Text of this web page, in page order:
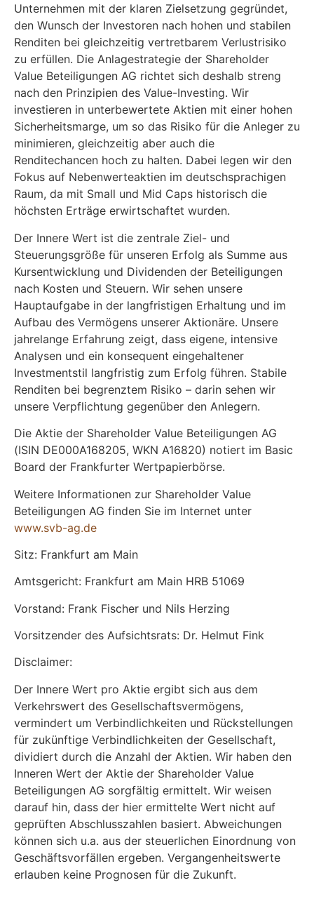
Unternehmen mit der klaren Zielsetzung gegründet,
den Wunsch der Investoren nach hohen und stabilen
Renditen bei gleichzeitig vertretbarem Verlustrisiko
zu erfüllen. Die Anlagestrategie der Shareholder
Value Beteiligungen AG richtet sich deshalb streng
nach den Prinzipien des Value-Investing. Wir
investieren in unterbewertete Aktien mit einer hohen
Sicherheitsmarge, um so das Risiko für die Anleger zu
minimieren, gleichzeitig aber auch die
Renditechancen hoch zu halten. Dabei legen wir den
Fokus auf Nebenwerteaktien im deutschsprachigen
Raum, da mit Small und Mid Caps historisch die
höchsten Erträge erwirtschaftet wurden.
Der Innere Wert ist die zentrale Ziel- und
Steuerungsgröße für unseren Erfolg als Summe aus
Kursentwicklung und Dividenden der Beteiligungen
nach Kosten und Steuern. Wir sehen unsere
Hauptaufgabe in der langfristigen Erhaltung und im
Aufbau des Vermögens unserer Aktionäre. Unsere
jahrelange Erfahrung zeigt, dass eigene, intensive
Analysen und ein konsequent eingehaltener
Investmentstil langfristig zum Erfolg führen. Stabile
Renditen bei begrenztem Risiko – darin sehen wir
unsere Verpflichtung gegenüber den Anlegern.
Die Aktie der Shareholder Value Beteiligungen AG
(ISIN DE000A168205, WKN A16820) notiert im Basic
Board der Frankfurter Wertpapierbörse.
Weitere Informationen zur Shareholder Value
Beteiligungen AG finden Sie im Internet unter
www.svb-ag.de
Sitz: Frankfurt am Main
Amtsgericht: Frankfurt am Main HRB 51069
Vorstand: Frank Fischer und Nils Herzing
Vorsitzender des Aufsichtsrats: Dr. Helmut Fink
Disclaimer:
Der Innere Wert pro Aktie ergibt sich aus dem
Verkehrswert des Gesellschaftsvermögens,
vermindert um Verbindlichkeiten und Rückstellungen
für zukünftige Verbindlichkeiten der Gesellschaft,
dividiert durch die Anzahl der Aktien. Wir haben den
Inneren Wert der Aktie der Shareholder Value
Beteiligungen AG sorgfältig ermittelt. Wir weisen
darauf hin, dass der hier ermittelte Wert nicht auf
geprüften Abschlusszahlen basiert. Abweichungen
können sich u.a. aus der steuerlichen Einordnung von
Geschäftsvorfällen ergeben. Vergangenheitswerte
erlauben keine Prognosen für die Zukunft.